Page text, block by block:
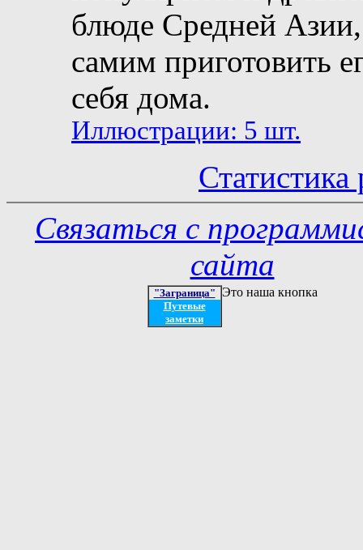
блюде Средней
самим приготовить
себя дома.
Иллюстрации: 5 шт.
Статистика
Связаться с
сайта
"Заграница"
Путевые
заметки
Это наша кнопка